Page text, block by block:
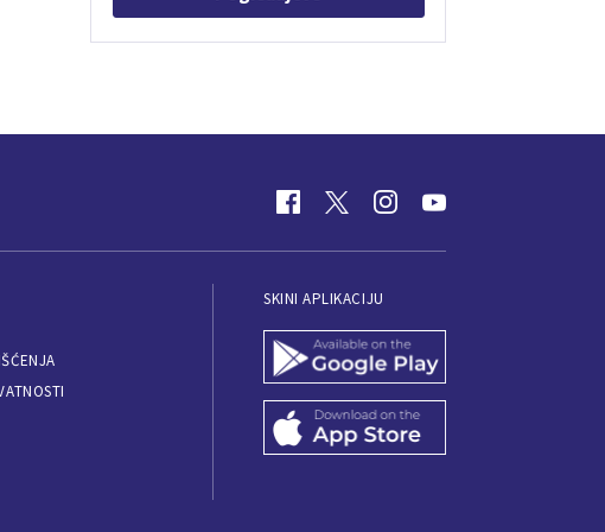
SKINI APLIKACIJU